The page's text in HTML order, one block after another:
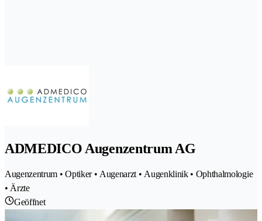
ADMEDICO Augenzentrum AG
Augenzentrum • Optiker • Augenarzt • Augenklinik • Ophthalmologie
• Ärzte
Geöffnet